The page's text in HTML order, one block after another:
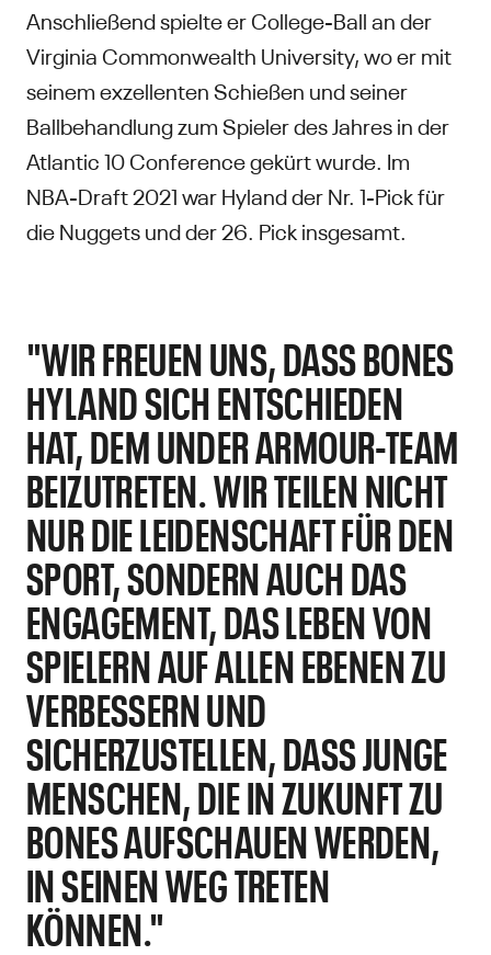
Anschließend spielte er College-Ball an der
Virginia Commonwealth University, wo er mit
seinem exzellenten Schießen und seiner
Ballbehandlung zum Spieler des Jahres in der
Atlantic 10 Conference gekürt wurde. Im
NBA-Draft 2021 war Hyland der Nr. 1-Pick für
die Nuggets und der 26. Pick insgesamt.
"WIR FREUEN UNS, DASS BONES
HYLAND SICH ENTSCHIEDEN
HAT, DEM UNDER ARMOUR-TEAM
BEIZUTRETEN. WIR TEILEN NICHT
NUR DIE LEIDENSCHAFT FÜR DEN
SPORT, SONDERN AUCH DAS
ENGAGEMENT, DAS LEBEN VON
SPIELERN AUF ALLEN EBENEN ZU
VERBESSERN UND
SICHERZUSTELLEN, DASS JUNGE
MENSCHEN, DIE IN ZUKUNFT ZU
BONES AUFSCHAUEN WERDEN,
IN SEINEN WEG TRETEN
KÖNNEN."